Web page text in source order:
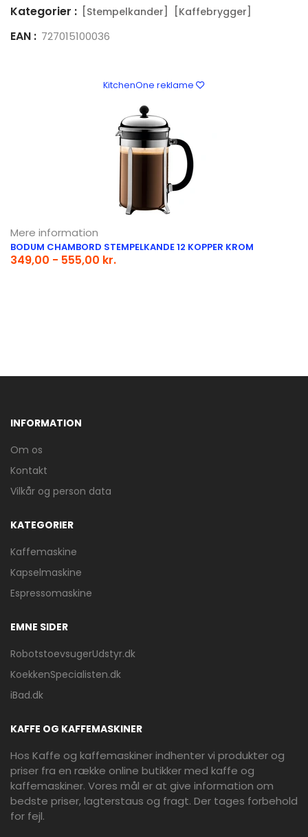
Kategorier : [Stempelkander] [Kaffebrygger]
EAN : 727015100036
KitchenOne reklame
Mere information
BODUM CHAMBORD STEMPELKANDE 12 KOPPER KROM
349,00 - 555,00 kr.
INFORMATION
Om os
Kontakt
Vilkår og person data
KATEGORIER
Kaffemaskine
Kapselmaskine
Espressomaskine
EMNE SIDER
RobotstoevsugerUdstyr.dk
KoekkenSpecialisten.dk
iBad.dk
KAFFE OG KAFFEMASKINER
Hos Kaffe og kaffemaskiner indhenter vi produkter og
priser fra en række online butikker med kaffe og
kaffemaskiner. Vores mål er at give information om
bedste priser, lagterstaus og fragt. Der tages forbehold
for fejl.